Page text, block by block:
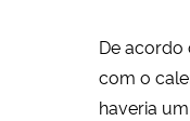
De acordo
com o
haveria